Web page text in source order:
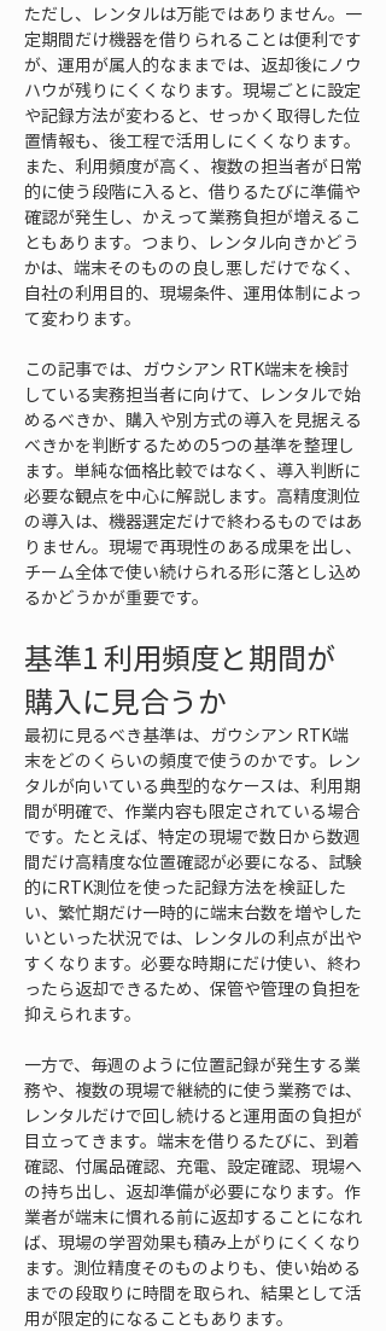
ただし、レンタルは万能ではありません。一
定期間だけ機器を借りられることは便利です
が、運用が属人的なままでは、返却後にノウ
ハウが残りにくくなります。現場ごとに設定
や記録方法が変わると、せっかく取得した位
置情報も、後工程で活用しにくくなります。
また、利用頻度が高く、複数の担当者が日常
的に使う段階に入ると、借りるたびに準備や
確認が発生し、かえって業務負担が増えるこ
ともあります。つまり、レンタル向きかどう
かは、端末そのものの良し悪しだけでなく、
自社の利用目的、現場条件、運用体制によっ
て変わります。
この記事では、ガウシアン RTK端末を検討
している実務担当者に向けて、レンタルで始
めるべきか、購入や別方式の導入を見据える
べきかを判断するための5つの基準を整理し
ます。単純な価格比較ではなく、導入判断に
必要な観点を中心に解説します。高精度測位
の導入は、機器選定だけで終わるものではあ
りません。現場で再現性のある成果を出し、
チーム全体で使い続けられる形に落とし込め
るかどうかが重要です。
基準1 利用頻度と期間が
購入に見合うか
最初に見るべき基準は、ガウシアン RTK端
末をどのくらいの頻度で使うのかです。レン
タルが向いている典型的なケースは、利用期
間が明確で、作業内容も限定されている場合
です。たとえば、特定の現場で数日から数週
間だけ高精度な位置確認が必要になる、試験
的にRTK測位を使った記録方法を検証した
い、繁忙期だけ一時的に端末台数を増やした
いといった状況では、レンタルの利点が出や
すくなります。必要な時期にだけ使い、終わ
ったら返却できるため、保管や管理の負担を
抑えられます。
一方で、毎週のように位置記録が発生する業
務や、複数の現場で継続的に使う業務では、
レンタルだけで回し続けると運用面の負担が
目立ってきます。端末を借りるたびに、到着
確認、付属品確認、充電、設定確認、現場へ
の持ち出し、返却準備が必要になります。作
業者が端末に慣れる前に返却することになれ
ば、現場の学習効果も積み上がりにくくなり
ます。測位精度そのものよりも、使い始める
までの段取りに時間を取られ、結果として活
用が限定的になることもあります。